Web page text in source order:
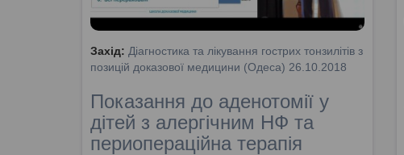
Захід: Діагностика та лікування гострих тонзилітів з
позицій доказової медицини (Одеса) 26.10.2018
Показання до аденотомії у
дітей з алергічним НФ та
периопераційна терапія